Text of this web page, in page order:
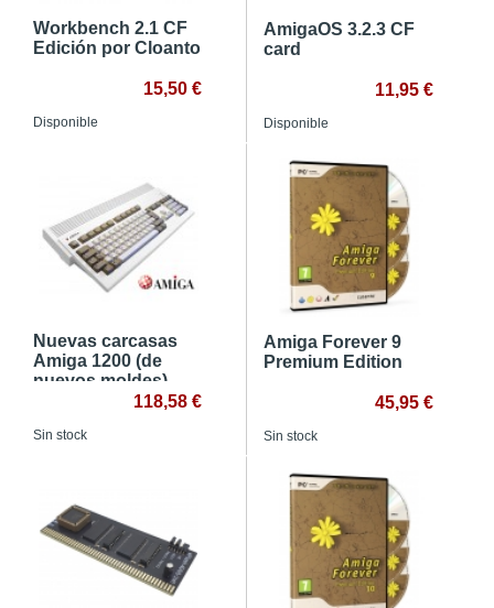
Workbench 2.1 CF
Edición por Cloanto
15,50 €
Disponible
AmigaOS 3.2.3 CF
card
11,95 €
Disponible
Nuevas carcasas
Amiga 1200 (de
nuevos moldes)
118,58 €
Sin stock
Amiga Forever 9
Premium Edition
45,95 €
Sin stock